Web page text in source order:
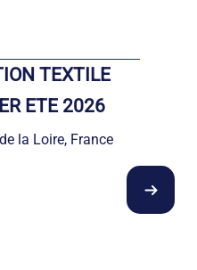
TEXTILE
ETE 2026
la Loire, France